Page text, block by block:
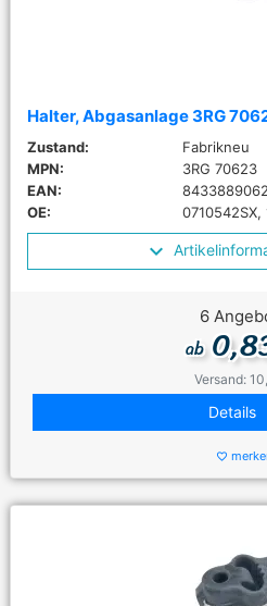
Halter, Abgasanlage 3RG
Zustand:
Fabrikneu
MPN:
3RG 70623
EAN:
OE:
0710542SX,
6
ab
Versand:
Details
favorite_border